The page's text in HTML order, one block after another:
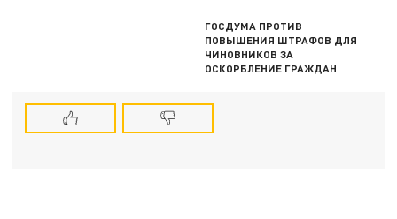
ГОСДУМА ПРОТИВ
ПОВЫШЕНИЯ ШТРАФОВ ДЛЯ
ЧИНОВНИКОВ ЗА
ОСКОРБЛЕНИЕ ГРАЖДАН